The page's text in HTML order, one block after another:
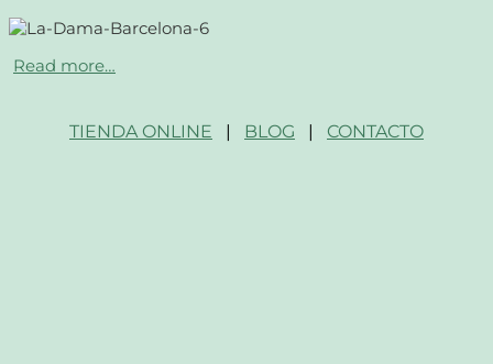
Read more…
TIENDA ONLINE | BLOG | CONTACTO